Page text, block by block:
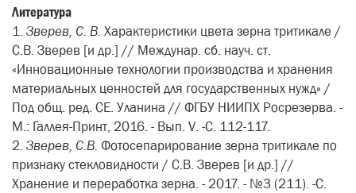
Литература
1. Зверев, С. В. Характеристики цвета зерна тритикале /
С.В. Зверев [и др.] // Междунар. сб. науч. ст.
«Инновационные технологии произ­водства и хранения
материальных ценностей для государственных нужд» /
Под общ. ред. СЕ. Уланина // ФГБУ НИИПХ Росрезерва. -
М.: Галлея-Принт, 2016. - Вып. V. -С. 112-117.
2. Зверев, С.В. Фотосепариро­вание зерна тритикале по
признаку стекловидности / С.В. Зверев [и др.] //
Хранение и переработка зерна. - 2017. - №3 (211). -С.